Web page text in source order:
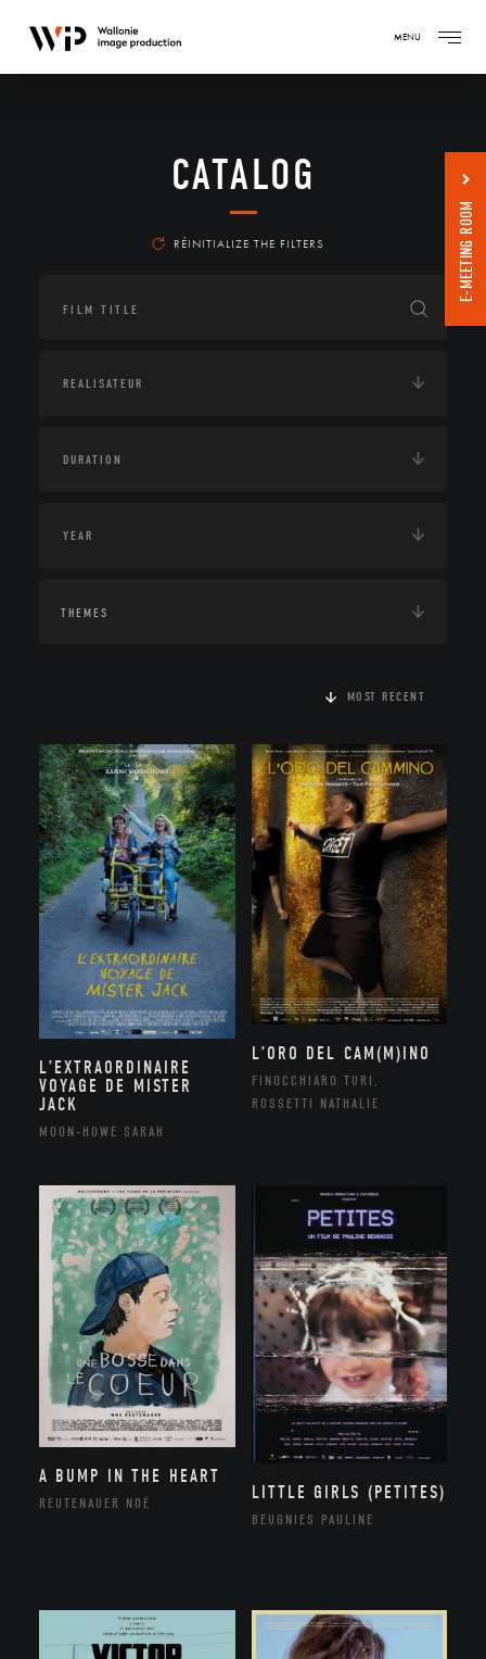
MENU
CATALOG
RÉINITIALIZE THE FILTERS
THEMES
MOST RECENT
L’EXTRAORDINAIRE
VOYAGE DE MISTER
JACK
MOON-HOWE SARAH
L’ORO DEL CAM(M)INO
FINOCCHIARO TURI,
ROSSETTI NATHALIE
A BUMP IN THE HEART
REUTENAUER NOÉ
LITTLE GIRLS (PETITES)
BEUGNIES PAULINE
E-MEETING ROOM